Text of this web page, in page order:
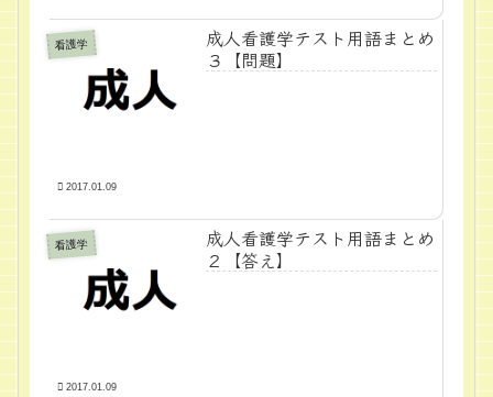
看護学
成人看護学テスト用語まとめ
３【問題】
2017.01.09
看護学
成人看護学テスト用語まとめ
２【答え】
2017.01.09